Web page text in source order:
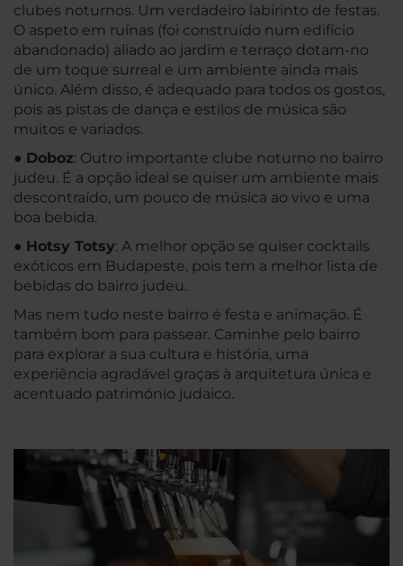
clubes noturnos. Um verdadeiro labirinto de festas.
O aspeto em ruínas (foi construído num edifício
abandonado) aliado ao jardim e terraço dotam-no
de um toque surreal e um ambiente ainda mais
único. Além disso, é adequado para todos os gostos,
pois as pistas de dança e estilos de música são
muitos e variados.
● Doboz: Outro importante clube noturno no bairro
judeu. É a opção ideal se quiser um ambiente mais
descontraído, um pouco de música ao vivo e uma
boa bebida.
● Hotsy Totsy: A melhor opção se quiser cocktails
exóticos em Budapeste, pois tem a melhor lista de
bebidas do bairro judeu.
Mas nem tudo neste bairro é festa e animação. É
também bom para passear. Caminhe pelo bairro
para explorar a sua cultura e história, uma
experiência agradável graças à arquitetura única e
acentuado património judaico.